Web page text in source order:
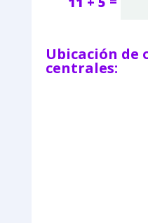
Ubicación de
centrales: